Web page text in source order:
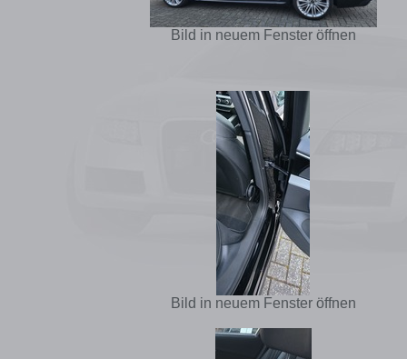
Bild in neuem Fenster öffnen
Bild in neuem Fenster öffnen